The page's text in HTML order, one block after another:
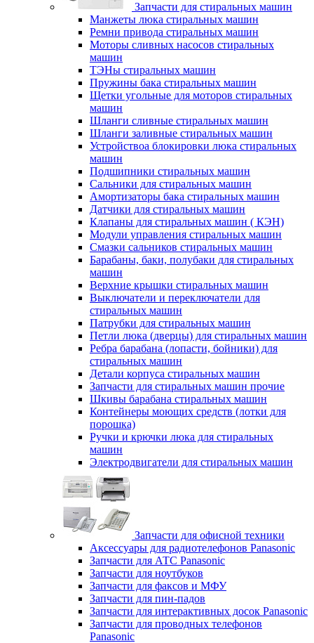
Запчасти для стиральных машин
Манжеты люка стиральных машин
Ремни привода стиральных машин
Моторы сливных насосов стиральных
машин
ТЭНы стиральных машин
Пружины бака стиральных машин
Щетки угольные для моторов стиральных
машин
Шланги сливные стиральных машин
Шланги заливные стиральных машин
Устройствоа блокировки люка стиральных
машин
Подшипники стиральных машин
Сальники для стиральных машин
Амортизаторы бака стиральных машин
Датчики для стиральных машин
Клапаны для стиральных машин ( КЭН)
Модули управления стиральных машин
Смазки сальников стиральных машин
Барабаны, баки, полубаки для стиральных
машин
Верхние крышки стиральных машин
Выключатели и переключатели для
стиральных машин
Патрубки для стиральных машин
Петли люка (дверцы) для стиральных машин
Ребра барабана (лопасти, бойники) для
стиральных машин
Детали корпуса стиральных машин
Запчасти для стиральных машин прочие
Шкивы барабана стиральных машин
Контейнеры моющих средств (лотки для
порошка)
Ручки и крючки люка для стиральных
машин
Электродвигатели для стиральных машин
Запчасти для офисной техники
Аксессуары для радиотелефонов Panasonic
Запчасти для АТС Panasonic
Запчасти для ноутбуков
Запчасти для факсов и МФУ
Запчасти для пин-падов
Запчасти для интерактивных досок Panasonic
Запчасти для проводных телефонов
Panasonic